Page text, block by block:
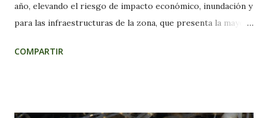
año, elevando el riesgo de impacto económico, inundación y
para las infraestructuras de la zona, que presenta la mayor
Europa. Así lo señalan las investigaciones geológicas
COMPARTIR